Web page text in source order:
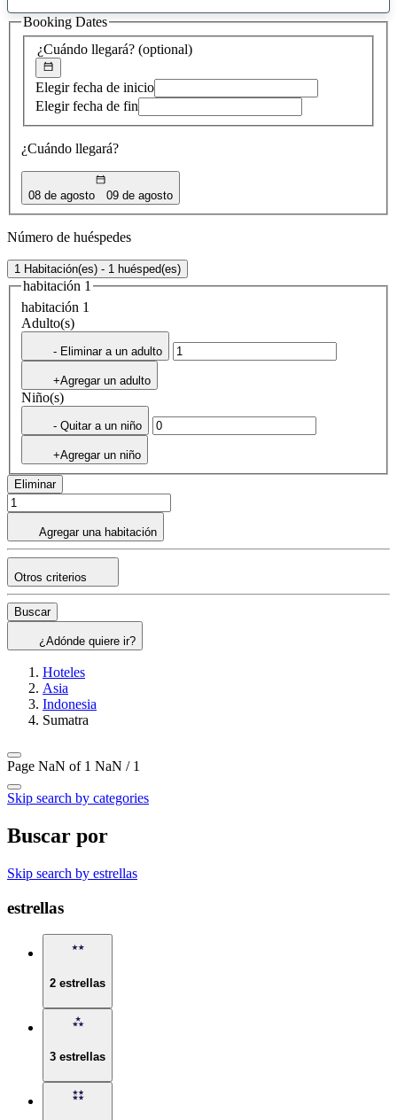
sugerencia
encontrada
¿Cuándo llegará? (optional)
Elegir fecha de inicio
Elegir fecha de fin
¿Cuándo llegará?
08 de agosto 09 de agosto
Booking Dates
Número de huéspedes
1 Habitación(es) - 1 huésped(es)
habitación 1
habitación 1
Adulto(s)
- Eliminar a un adulto
+Agregar un adulto
Niño(s)
- Quitar a un niño
+Agregar un niño
Eliminar
Agregar una habitación
Otros criterios
Buscar
¿Adónde quiere ir?
Hoteles
Asia
Indonesia
Sumatra
Page NaN of 1 NaN / 1
Skip search by categories
Buscar por
Skip search by estrellas
estrellas
2 estrellas
3 estrellas